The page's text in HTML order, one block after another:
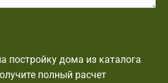
постройку дома из каталога
полный расчет